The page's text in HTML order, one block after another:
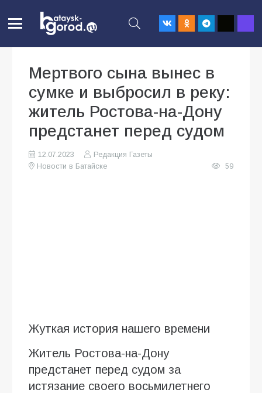
Мертвого сына вынес в
сумке и выбросил в реку:
житель Ростова-на-Дону
предстанет перед судом
12.07.2023
Редакция Газеты
Новости в Батайске
59
Жуткая история нашего времени
Житель Ростова-на-Дону
предстанет перед судом за
истязание своего восьмилетнего